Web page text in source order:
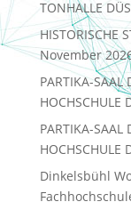
TONHALLE
HISTORISCHE
November
PARTIKA-SAAL
HOCHSCHULE
PARTIKA-SAAL
HOCHSCHULE
Dinkelsbühl